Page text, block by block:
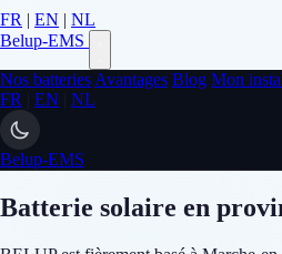
FR | EN | NL
Belup-EMS
Nos batteries Avantages Blog Mon
FR
EN NL
Belup-EMS
Batterie solaire en